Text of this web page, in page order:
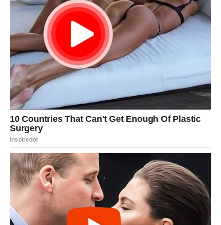
Na emotivnom planu – prestajete da analizirate i
počinjete da osećate. Ovo je dan kada se može roditi
nova sigurnost, ali samo ako dozvolite sebi da budete
ranjivi.
VAGA
Balans se vraća kroz sudbinski susret
Za Vage, ovaj dan donosi susret ili razgovor
tok odnosa. Vrata koja su bila zatvorena u vezi sa
ljubavlju, partnerstvom ili pomirenjem sada se otvaraju.
Na poslu se rešava dilema koja vas je mučila. Shvatate da
ne morate da birate između sebe i drugih – sada možete
imati oboje. Osećaj olakšanja prati vas tokom celog dana.